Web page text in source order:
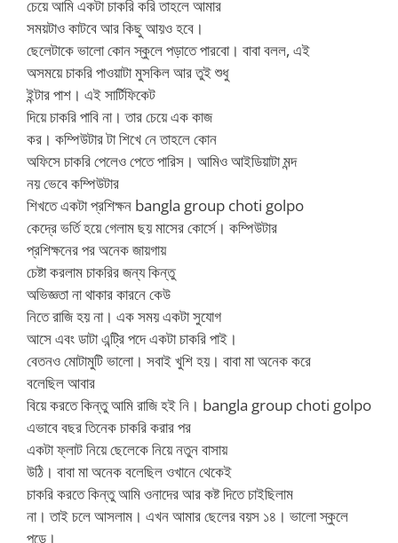
চেয়ে আমি একটা চাকরি করি তাহলে আমার
সময়টাও কাটবে আর কিছু আয়ও হবে।
ছেলেটাকে ভালো কোন স্কুলে পড়াতে পারবো। বাবা বলল, এই
অসময়ে চাকরি পাওয়াটা মুসকিল আর তুই শুধু
ইন্টার পাশ। এই সার্টিফিকেট
দিয়ে চাকরি পাবি না। তার চেয়ে এক কাজ
কর। কম্পিউটার টা শিখে নে তাহলে কোন
অফিসে চাকরি পেলেও পেতে পারিস। আমিও আইডিয়াটা মন্দ
নয় ভেবে কম্পিউটার
শিখতে একটা প্রশিক্ষন bangla group choti golpo
কেদ্রে ভর্তি হয়ে গেলাম ছয় মাসের কোর্সে। কম্পিউটার
প্রশিক্ষনের পর অনেক জায়গায়
চেষ্টা করলাম চাকরির জন্য কিন্তু
অভিজ্ঞতা না থাকার কারনে কেউ
নিতে রাজি হয় না। এক সময় একটা সুযোগ
আসে এবং ডাটা এন্ট্রি পদে একটা চাকরি পাই।
বেতনও মোটামুটি ভালো। সবাই খুশি হয়। বাবা মা অনেক করে
বলেছিল আবার
বিয়ে করতে কিন্তু আমি রাজি হই নি। bangla group choti golpo
এভাবে বছর তিনেক চাকরি করার পর
একটা ফ্লাট নিয়ে ছেলেকে নিয়ে নতুন বাসায়
উঠি। বাবা মা অনেক বলেছিল ওখানে থেকেই
চাকরি করতে কিন্তু আমি ওনাদের আর কষ্ট দিতে চাইছিলাম
না। তাই চলে আসলাম। এখন আমার ছেলের বয়স ১৪। ভালো স্কুলে
পড়ে।